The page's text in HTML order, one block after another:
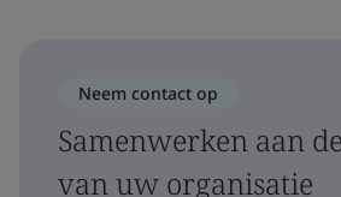
Neem contact op
Samenwerken aan
van uw organisatie